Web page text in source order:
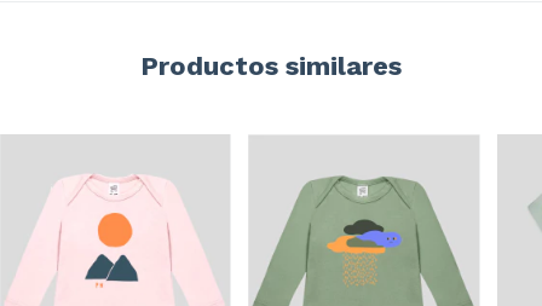
Productos similares